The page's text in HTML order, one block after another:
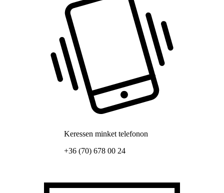
Keressen minket telefonon
+36 (70) 678 00 24